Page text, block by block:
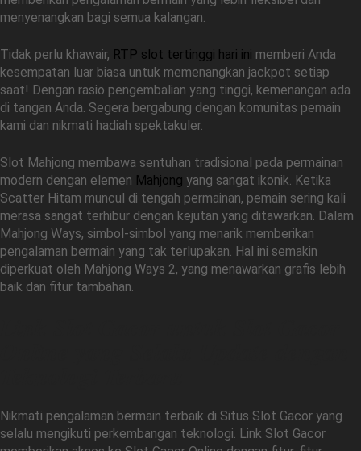
menyenangkan bagi semua kalangan.
Tidak perlu khawair, RTP slot tertinggi hari ini memberi Anda
kesempatan luar biasa untuk memenangkan jackpot setiap
saat! Dengan rasio pengembalian yang tinggi, kemenangan ada
di tangan Anda. Segera bergabung dengan komunitas pemain
kami dan nikmati hadiah spektakuler.
Slot Mahjong membawa sentuhan tradisional pada permainan
modern dengan elemen Mahjong yang sangat ikonik. Ketika
Scatter Hitam muncul di tengah permainan, pemain sering kali
merasa sangat terhibur dengan kejutan yang ditawarkan. Dalam
Mahjong Ways, simbol-simbol yang menarik memberikan
pengalaman bermain yang tak terlupakan. Hal ini semakin
diperkuat oleh Mahjong Ways 2, yang menawarkan grafis lebih
baik dan fitur tambahan.
Nikmati pengalaman bermain terbaik di Situs Slot Gacor yang
selalu mengikuti perkembangan teknologi. Link Slot Gacor